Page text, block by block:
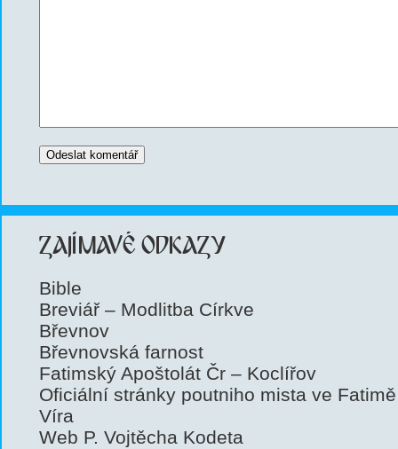
ZAJÍMAVÉ ODKAZY
Bible
Breviář – Modlitba Církve
Břevnov
Břevnovská farnost
Fatimský Apoštolát Čr – Koclířov
Oficiální stránky poutniho mista ve Fatimě
Víra
Web P. Vojtěcha Kodeta